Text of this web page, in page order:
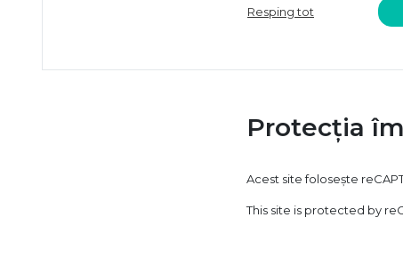
Resping tot
Protecția
Acest site folosește
This site is protected by